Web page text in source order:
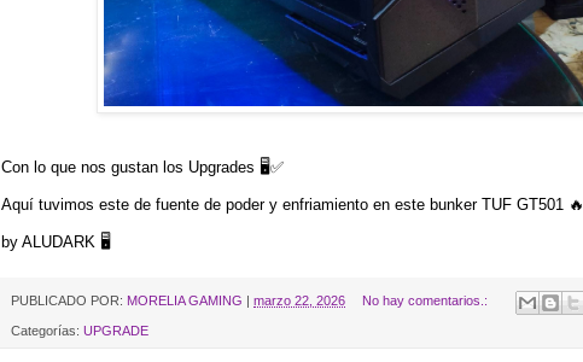
Con lo que nos gustan los Upgrades 🖥️✅
Aquí tuvimos este de fuente de poder y enfriamiento en este bunker TUF GT501 🔥
by ALUDARK 🖥️
PUBLICADO POR: MORELIA GAMING marzo 22, 2026 No hay comentarios.:
Categorías: UPGRADE